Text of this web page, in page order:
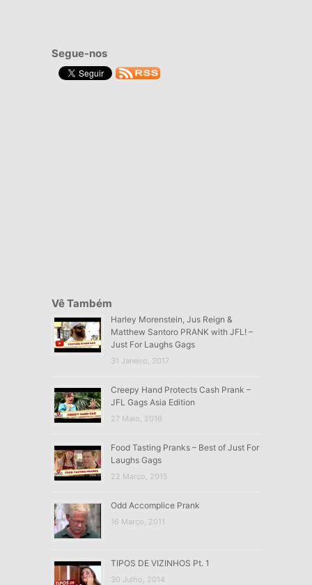
Segue-nos
Vê Também
Harley Morenstein, Jus Reign &
Matthew Santoro PRANK with JFL! –
Just For Laughs Gags
31 Janeiro, 2017
Creepy Hand Protects Cash Prank –
JFL Gags Asia Edition
27 Maio, 2016
Food Tasting Pranks – Best of Just For
Laughs Gags
22 Março, 2015
Odd Accomplice Prank
16 Março, 2011
TIPOS DE VIZINHOS Pt. 1
30 Julho, 2014